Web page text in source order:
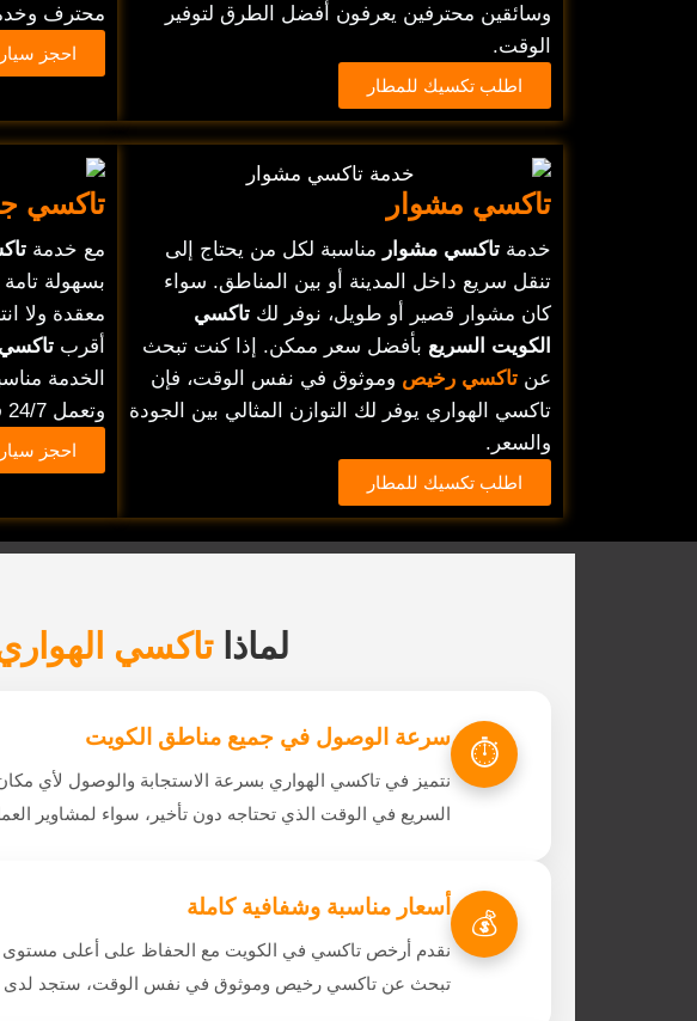
وسائقين محترفين يعرفون أفضل الطرق لتوفير
الوقت.
اطلب تكسيك للمطار
محترف وخدمة متاحة
احجز
تاكسي مشوار
خدمة تاكسي مشوار مناسبة لكل من يحتاج إلى
تنقل سريع داخل المدينة أو بين المناطق. سواء
كان مشوار قصير أو طويل، نوفر لك تاكسي
الكويت السريع بأفضل سعر ممكن. إذا كنت تبحث
عن تاكسي رخيص وموثوق في نفس الوقت، فإن
تاكسي الهواري يوفر لك التوازن المثالي بين الجودة
والسعر.
اطلب تكسيك للمطار
تاكسي
مع خدمة
بسهولة تامة
معقدة ولا
أقرب
الخدمة
وتعمل 24/7 في جميع أنحاء الكويت.
احجز
لماذاتاكسي
⏱️
سرعة الوصول في جميع مناطق الكويت
نتميز في تاكسي الهواري بسرعة الاستجابة والوصول لأي
السريع في الوقت الذي تحتاجه دون تأخير، سواء لمشاوير العمل أو التنقل
💰
أسعار مناسبة وشفافية كاملة
نقدم أرخص تاكسي في الكويت مع الحفاظ على أعلى مستوى
تبحث عن تاكسي رخيص وموثوق في نفس الوقت، ستجد لدى